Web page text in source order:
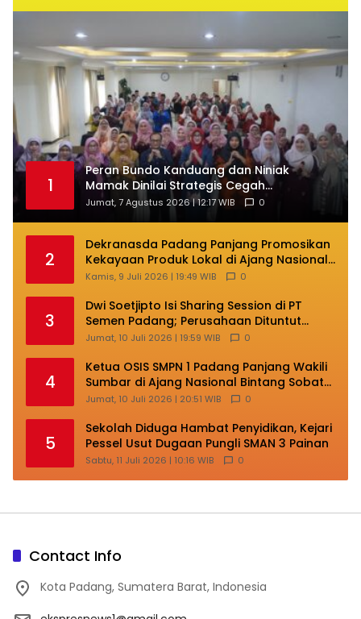
1
Peran Bundo Kanduang dan Niniak
Mamak Dinilai Strategis Cegah
Perkawinan Usia Anak
Jumat, 7 Agustus 2026 | 12:17 WIB 0
2
Dekranasda Padang Panjang Promosikan
Kekayaan Produk Lokal di Ajang Nasional
Makassar
Kamis, 9 Juli 2026 | 19:49 WIB 0
3
Dwi Soetjipto Isi Sharing Session di PT
Semen Padang; Perusahaan Dituntut
Lakukan Transformasi
Jumat, 10 Juli 2026 | 19:59 WIB 0
4
Ketua OSIS SMPN 1 Padang Panjang Wakili
Sumbar di Ajang Nasional Bintang Sobat
SMP
Jumat, 10 Juli 2026 | 20:51 WIB 0
5
Sekolah Diduga Hambat Penyidikan, Kejari
Pessel Usut Dugaan Pungli SMAN 3 Painan
Sabtu, 11 Juli 2026 | 10:16 WIB 0
Contact Info
Kota Padang, Sumatera Barat, Indonesia